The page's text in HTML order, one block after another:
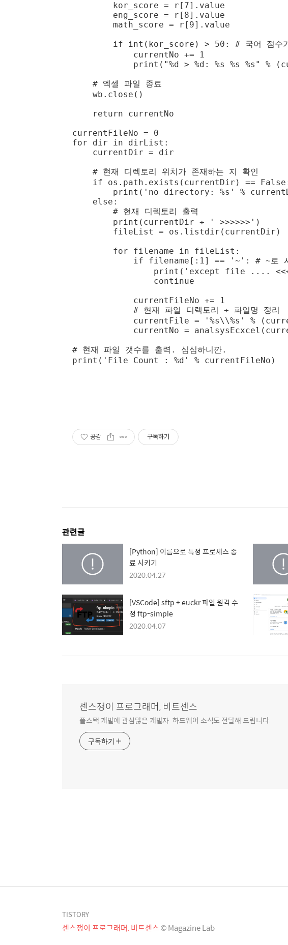
        kor_score = r[7].value
        eng_score = r[8].value
        math_score = r[9].value
if int(kor_score) > 50: # 국어 점수가
            currentNo += 1
print("%d > %d: %s %s %s" %
    # 엑셀 파일 종료
    wb.close()
    return currentNo
currentFileNo = 0
for dir in dirList:
    currentDir = dir
    # 현재 디렉토리 위치가 존재하는 지 확인
if os.path.exists(currentDir) ==
print('no directory: %s' %
    else:
        # 현재 디렉토리 출력
        print(currentDir + ' >>>>>>')
        fileList = os.listdir(currentDir)
        for filename in fileList:
if filename[:1] == '~': # ~로 시
print('except file ....
                continue
            currentFileNo += 1
            # 현재 파일 디렉토리 + 파일명 정리
currentFile = '%s\\%s' %
currentNo =
# 현재 파일 갯수를 출력. 심심하니깐.
print('File Count : %d' % currentFileNo)
공감 구독하기
관련글
[Python] 이름으로 특정 프로세스 종
료 시키기
2020.04.27
[VSCode] sftp + euckr 파일 원격 수
정 ftp-simple
2020.04.07
센스쟁이 프로그래머, 비트센스
풀스택 개발에 관심많은 개발자. 하드웨어 소식도 전달해 드립니다.
구독하기
TISTORY
센스쟁이 프로그래머, 비트센스© Magazine Lab